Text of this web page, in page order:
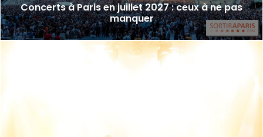
Concerts à Paris en juillet 2027 : ceux à ne pas
manquer